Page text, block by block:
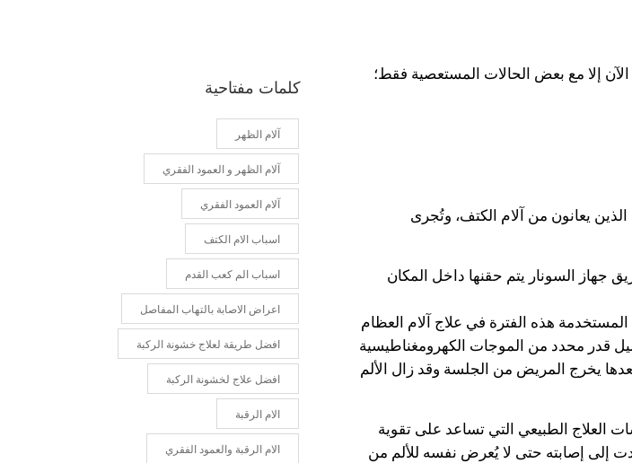
إلا مع بعض الحالات المستعصية فقط؛
يعانون من آلام الكتف، وتُجرى
جهاز السونار يتم حقنها داخل المكان
هذه الفترة في علاج آلام العظام
قدر محدد من الموجات الكهرومغناطيسية
يخرج المريض من الجلسة وقد زال الألم
العلاج الطبيعي التي تساعد على تقوية
إلى إصابته حتى لا يُعرض نفسه للألم من
كلمات مفتاحية
آلام الظهر
آلام الظهر و العمود الفقري
آلام العمود الفقري
اسباب الام الكتف
اسباب الم كعب القدم
اعراض الاصابة بالتهاب المفاصل
افضل طريقة لعلاج خشونة الركبة
افضل علاج لخشونة الركبة
الام الرقبة
الام الرقبة والعمود الفقري